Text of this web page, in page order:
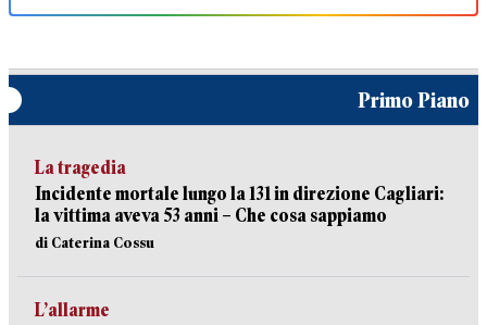
Primo Piano
La tragedia
Incidente mortale lungo la 131 in direzione Cagliari:
la vittima aveva 53 anni – Che cosa sappiamo
di Caterina Cossu
L’allarme